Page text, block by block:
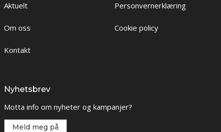
Aktuelt
Om oss
Kontakt
Personvernerklæring
Cookie policy
Nyhetsbrev
Motta info om nyheter og kampanjer?
Meld meg på